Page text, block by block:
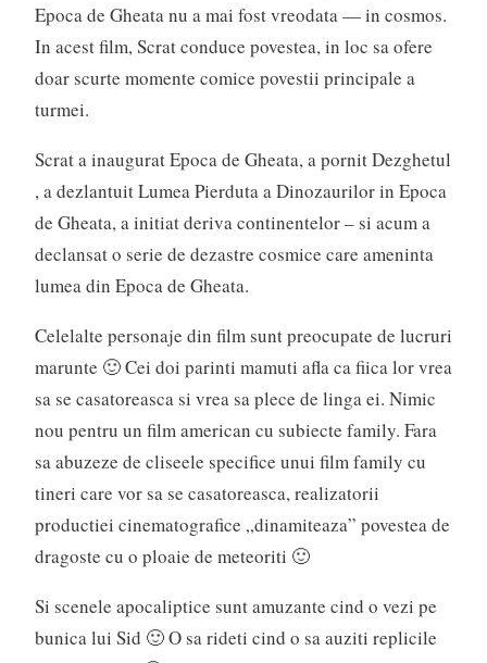
Epoca de Gheata nu a mai fost vreodata — in cosmos.
In acest film, Scrat conduce povestea, in loc sa ofere
doar scurte momente comice povestii principale a
turmei.
Scrat a inaugurat Epoca de Gheata, a pornit Dezghetul
, a dezlantuit Lumea Pierduta a Dinozaurilor in Epoca
de Gheata, a initiat deriva continentelor – si acum a
declansat o serie de dezastre cosmice care ameninta
lumea din Epoca de Gheata.
Celelalte personaje din film sunt preocupate de lucruri
marunte 🙂 Cei doi parinti mamuti afla ca fiica lor vrea
sa se casatoreasca si vrea sa plece de linga ei. Nimic
nou pentru un film american cu subiecte family. Fara
sa abuzeze de cliseele specifice unui film family cu
tineri care vor sa se casatoreasca, realizatorii
productiei cinematografice „dinamiteaza” povestea de
dragoste cu o ploaie de meteoriti 🙂
Si scenele apocaliptice sunt amuzante cind o vezi pe
bunica lui Sid 🙂 O sa rideti cind o sa auziti replicile